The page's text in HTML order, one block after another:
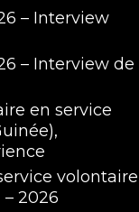
– Interview
– Interview de
en service
volontaire
2026